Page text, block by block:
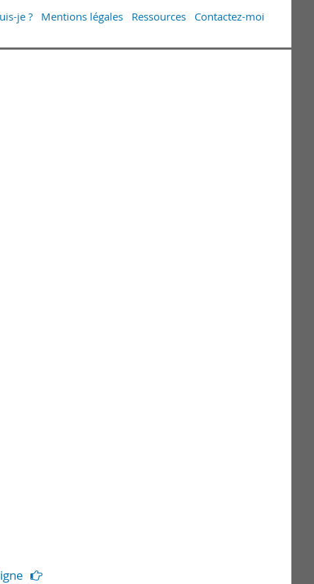
je ? Mentions légales Ressources Contactez-moi